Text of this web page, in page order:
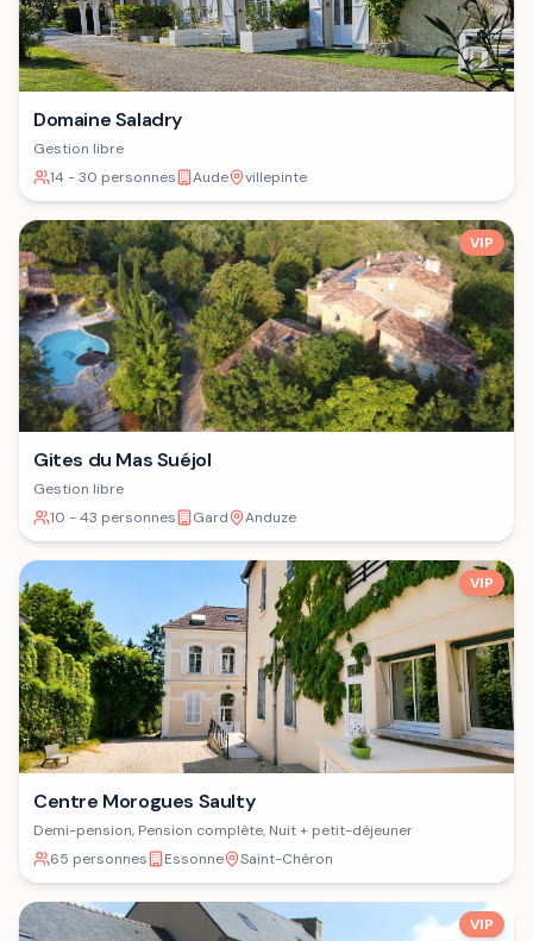
Domaine Saladry
Gestion libre
14 - 30 personnes
Aude villepinte
VIP
Gites du Mas Suéjol
Gestion libre
10 - 43 personnes
Gard Anduze
VIP
Centre Morogues Saulty
Demi-pension, Pension complète, Nuit + petit-déjeuner
65 personnes
Essonne Saint-Chéron
VIP